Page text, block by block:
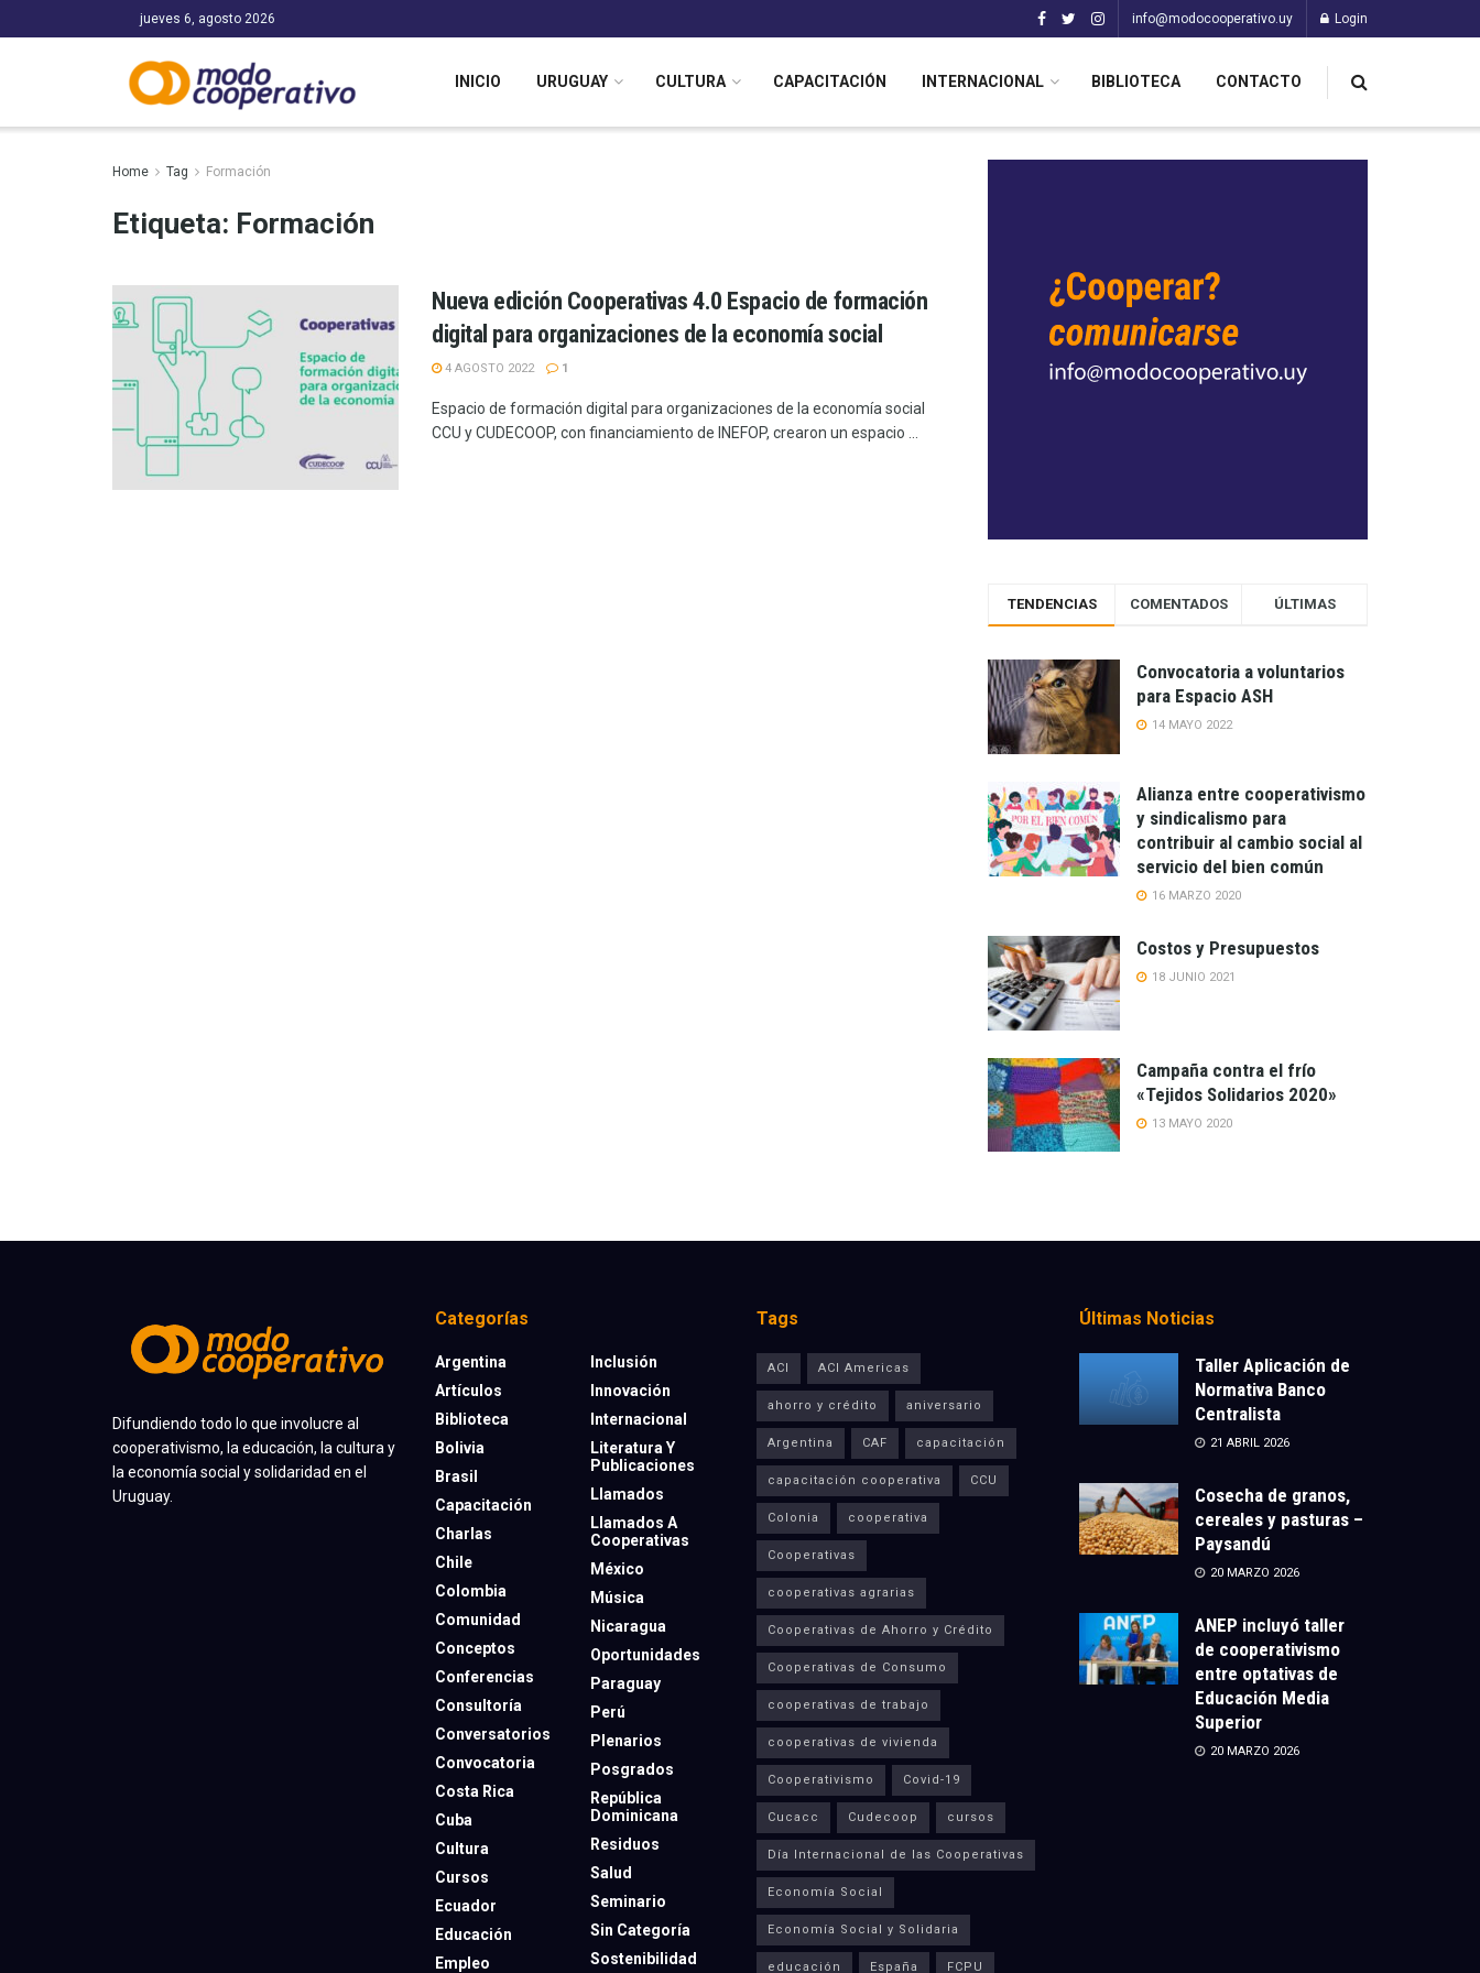
jueves 6, agosto 2026 info@modocooperativo.uy Login
INICIO URUGUAY CULTURA CAPACITACIÓN INTERNACIONAL BIBLIOTECA CONTACTO
Home Tag Formación
Etiqueta: Formación
Nueva edición Cooperativas 4.0 Espacio de formación
digital para organizaciones de la economía social
4 AGOSTO 2022 1
Espacio de formación digital para organizaciones de la economía social
CCU y CUDECOOP, con financiamiento de INEFOP, crearon un espacio ...
TENDENCIAS COMENTADOS ÚLTIMAS
Convocatoria a voluntarios
para Espacio ASH
14 MAYO 2022
Alianza entre cooperativismo
y sindicalismo para
contribuir al cambio social al
servicio del bien común
16 MARZO 2020
Costos y Presupuestos
18 JUNIO 2021
Campaña contra el frío
«Tejidos Solidarios 2020»
13 MAYO 2020
Difundiendo todo lo que involucre al
cooperativismo, la educación, la cultura y
la economía social y solidaridad en el
Uruguay.
Categorías
Argentina
Artículos
Biblioteca
Bolivia
Brasil
Capacitación
Charlas
Chile
Colombia
Comunidad
Conceptos
Conferencias
Consultoría
Conversatorios
Convocatoria
Costa Rica
Cuba
Cultura
Cursos
Ecuador
Educación
Empleo
Inclusión
Innovación
Internacional
Literatura Y
Publicaciones
Llamados
Llamados A
Cooperativas
México
Música
Nicaragua
Oportunidades
Paraguay
Perú
Plenarios
Posgrados
República
Dominicana
Residuos
Salud
Seminario
Sin Categoría
Sostenibilidad
Tags
ACI ACI Americas
ahorro y crédito aniversario
Argentina CAF capacitación
capacitación cooperativa CCU
Colonia cooperativa
Cooperativas
cooperativas agrarias
Cooperativas de Ahorro y Crédito
Cooperativas de Consumo
cooperativas de trabajo
cooperativas de vivienda
Cooperativismo Covid-19
Cucacc Cudecoop cursos
Día Internacional de las Cooperativas
Economía Social
Economía Social y Solidaria
educación España FCPU
Últimas Noticias
Taller Aplicación de
Normativa Banco
Centralista
21 ABRIL 2026
Cosecha de granos,
cereales y pasturas –
Paysandú
20 MARZO 2026
ANEP incluyó taller
de cooperativismo
entre optativas de
Educación Media
Superior
20 MARZO 2026